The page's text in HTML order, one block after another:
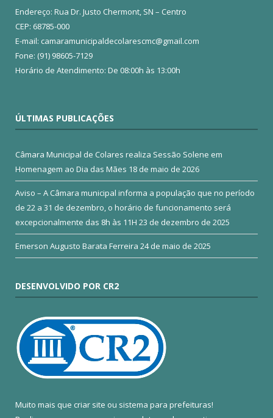
Endereço: Rua Dr. Justo Chermont, SN – Centro
CEP: 68785-000
E-mail: camaramunicipaldecolarescmc@gmail.com
Fone: (91) 98605-7129
Horário de Atendimento: De 08:00h às 13:00h
ÚLTIMAS PUBLICAÇÕES
Câmara Municipal de Colares realiza Sessão Solene em
Homenagem ao Dia das Mães 18 de maio de 2026
Aviso – A Câmara municipal informa a população que no período
de 22 a 31 de dezembro, o horário de funcionamento será
excepcionalmente das 8h às 11H 23 de dezembro de 2025
Emerson Augusto Barata Ferreira 24 de maio de 2025
DESENVOLVIDO POR CR2
Muito mais que criar site ou sistema para prefeituras!